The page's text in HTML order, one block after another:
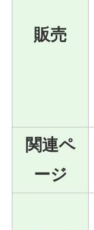
販売
関連ペ
ージ